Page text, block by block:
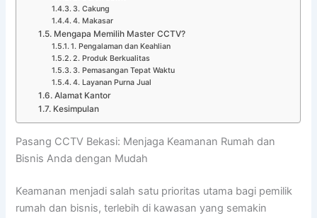
3. Cakung
4. Makasar
Mengapa Memilih Master CCTV?
1. Pengalaman dan Keahlian
2. Produk Berkualitas
3. Pemasangan Tepat Waktu
4. Layanan Purna Jual
Alamat Kantor
Kesimpulan
Pasang CCTV Bekasi: Menjaga Keamanan Rumah dan
Bisnis Anda dengan Mudah
Keamanan menjadi salah satu prioritas utama bagi pemilik
rumah dan bisnis, terlebih di kawasan yang semakin